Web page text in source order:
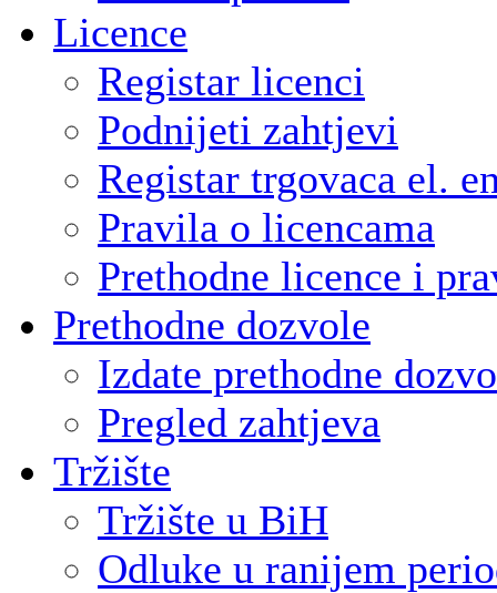
Licence
Registar licenci
Podnijeti zahtjevi
Registar trgovaca el.
Pravila o licencama
Prethodne licence i
Prethodne dozvole
Izdate prethodne
Pregled zahtjeva
Tržište
Tržište u BiH
Odluke u ranijem